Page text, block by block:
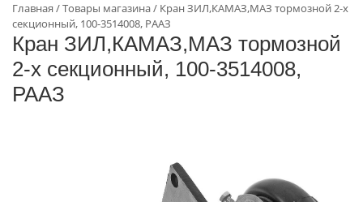
Главная Товары магазина
Кран ЗИЛ,КАМАЗ,МАЗ тормозной 2-х
секционный, 100-3514008, РААЗ
Кран ЗИЛ,КАМАЗ,МАЗ тормозной
2-х секционный, 100-3514008,
РААЗ